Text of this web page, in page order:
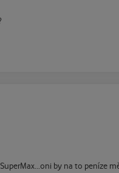
by na to peníze